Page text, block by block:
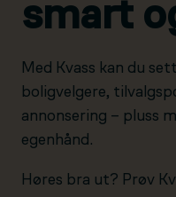
smart
Med Kvass kan du
boligvelgere,
annonsering – pluss
egenhånd.
Høres bra ut? Prøv